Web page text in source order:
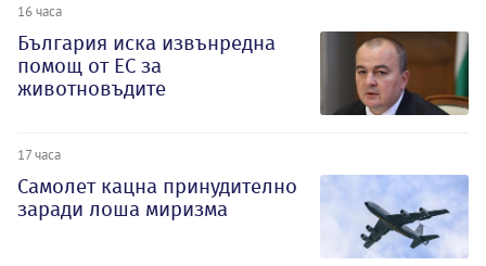
16 часа
България иска извънредна
помощ от ЕС за
животновъдите
17 часа
Самолет кацна принудително
заради лоша миризма